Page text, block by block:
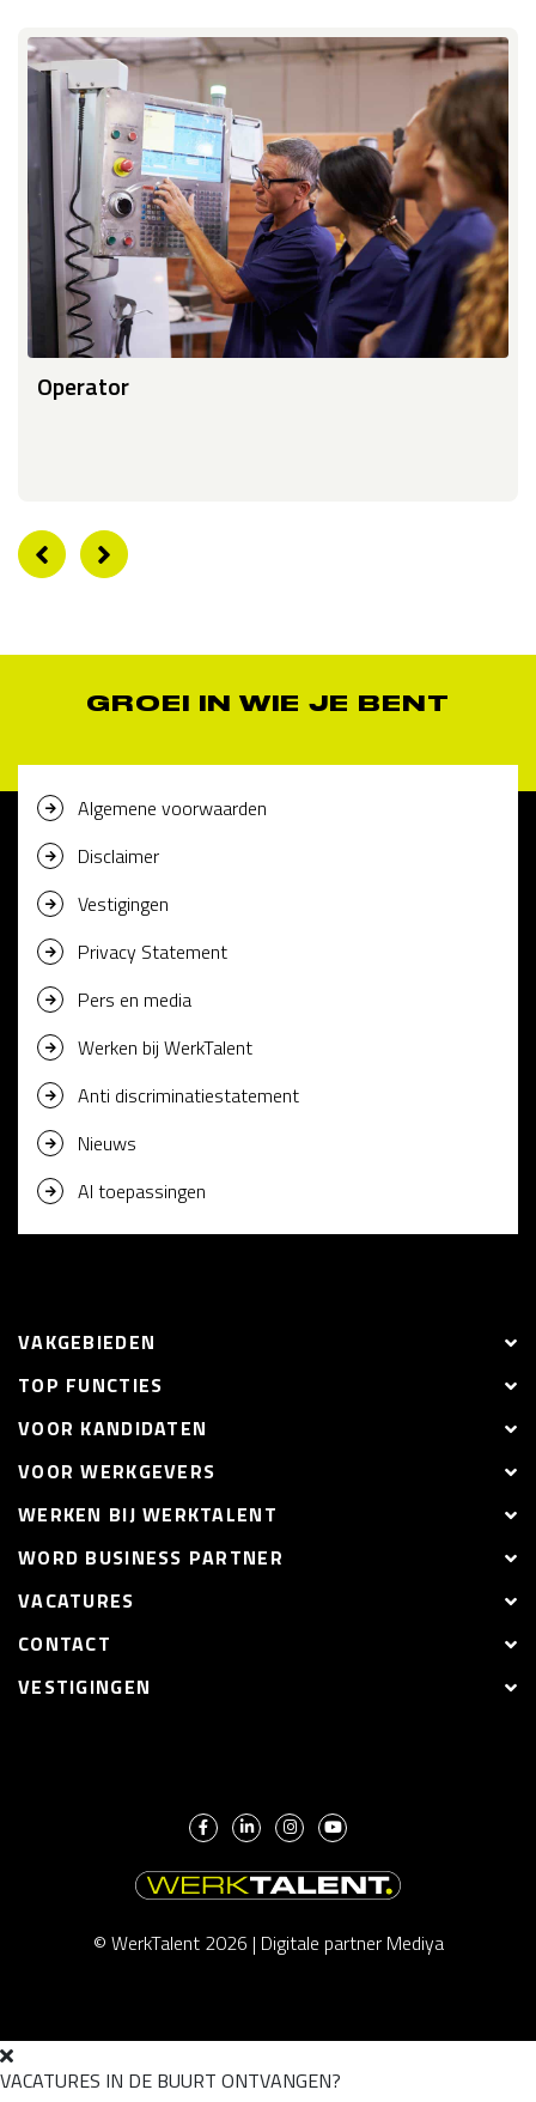
Operator
GROEI IN WIE JE BENT
Algemene voorwaarden
Disclaimer
Vestigingen
Privacy Statement
Pers en media
Werken bij WerkTalent
Anti discriminatiestatement
Nieuws
AI toepassingen
VAKGEBIEDEN
TOP FUNCTIES
VOOR KANDIDATEN
VOOR WERKGEVERS
WERKEN BIJ WERKTALENT
WORD BUSINESS PARTNER
VACATURES
CONTACT
VESTIGINGEN
© WerkTalent 2026 | Digitale partner Mediya
VACATURES IN DE BUURT ONTVANGEN?